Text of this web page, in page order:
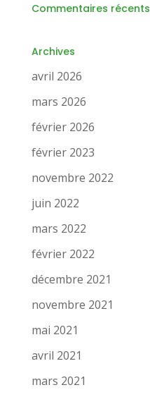
Commentaires récents
Archives
avril 2026
mars 2026
février 2026
février 2023
novembre 2022
juin 2022
mars 2022
février 2022
décembre 2021
novembre 2021
mai 2021
avril 2021
mars 2021